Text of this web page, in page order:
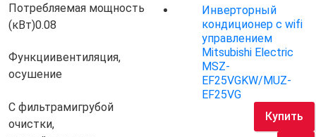
Потребляемая мощность
(кВт)0.08
Функциивентиляция,
осушение
С фильтрамигрубой
очистки,
Инверторный
кондиционер с wifi
управлением
Mitsubishi Electric
MSZ-
EF25VGKW/MUZ-
EF25VG
Купить